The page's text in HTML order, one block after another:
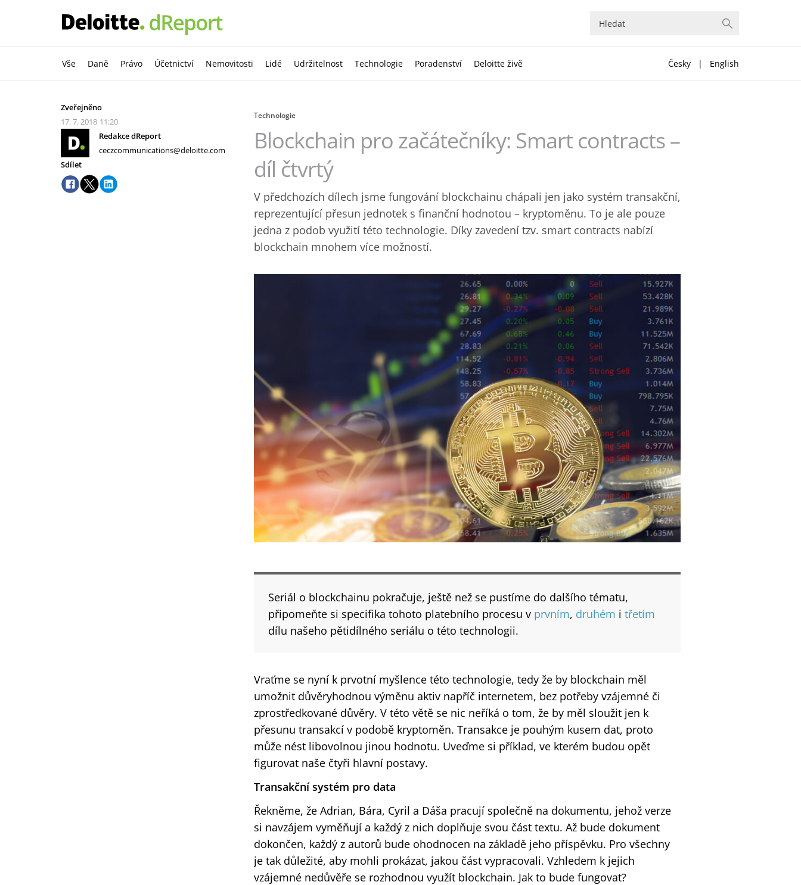
Vše Daně Právo Účetnictví Nemovitosti Lidé Udržitelnost Technologie Poradenství Deloitte živě Česky | English
Zveřejněno
17. 7. 2018 11:20
Redakce dReport
ceczcommunications@deloitte.com
Sdílet
Technologie
Blockchain pro začátečníky: Smart contracts –
díl čtvrtý
V předchozích dílech jsme fungování blockchainu chápali jen jako systém transakční,
reprezentující přesun jednotek s finanční hodnotou – kryptoměnu. To je ale pouze
jedna z podob využití této technologie. Díky zavedení tzv. smart contracts nabízí
blockchain mnohem více možností.
Seriál o blockchainu pokračuje, ještě než se pustíme do dalšího tématu,
připomeňte si specifika tohoto platebního procesu v prvním, druhém i třetím
dílu našeho pětidílného seriálu o této technologii.
Vraťme se nyní k prvotní myšlence této technologie, tedy že by blockchain měl
umožnit důvěryhodnou výměnu aktiv napříč internetem, bez potřeby vzájemné či
zprostředkované důvěry. V této větě se nic neříká o tom, že by měl sloužit jen k
přesunu transakcí v podobě kryptoměn. Transakce je pouhým kusem dat, proto
může nést libovolnou jinou hodnotu. Uveďme si příklad, ve kterém budou opět
figurovat naše čtyři hlavní postavy.
Transakční systém pro data
Řekněme, že Adrian, Bára, Cyril a Dáša pracují společně na dokumentu, jehož verze
si navzájem vyměňují a každý z nich doplňuje svou část textu. Až bude dokument
dokončen, každý z autorů bude ohodnocen na základě jeho příspěvku. Pro všechny
je tak důležité, aby mohli prokázat, jakou část vypracovali. Vzhledem k jejich
vzájemné nedůvěře se rozhodnou využít blockchain. Jak to bude fungovat?